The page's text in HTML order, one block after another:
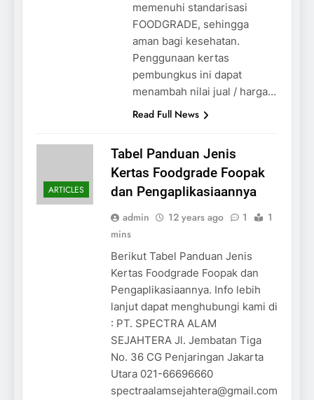
memenuhi standarisasi
FOODGRADE, sehingga
aman bagi kesehatan.
Penggunaan kertas
pembungkus ini dapat
menambah nilai jual / harga…
Read Full News
ARTICLES
Tabel Panduan Jenis
Kertas Foodgrade Foopak
dan Pengaplikasiaannya
admin 12 years ago 1
1
mins
Berikut Tabel Panduan Jenis
Kertas Foodgrade Foopak dan
Pengaplikasiaannya. Info lebih
lanjut dapat menghubungi kami di
: PT. SPECTRA ALAM
SEJAHTERA Jl. Jembatan Tiga
No. 36 CG Penjaringan Jakarta
Utara 021-66696660
spectraalamsejahtera@gmail.com